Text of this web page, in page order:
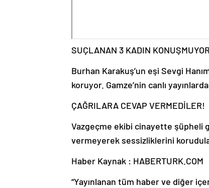
SUÇLANAN 3 KADIN
Burhan Karakuş’un eşi Sevgi
koruyor. Gamze’nin canlı
ÇAĞRILARA CEVAP VERMEDİLER!
Vazgeçme ekibi cinayette şüpheli
vermeyerek sessizliklerini
Haber Kaynak : HABERTURK.COM
“Yayınlanan tüm haber ve diğer